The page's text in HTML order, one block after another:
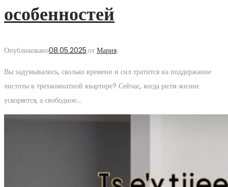
особенностей
Опубликовано08.05.2025.от Мария.
Вы задумывались, сколько времени и сил тратится на поддержание
чистоты в трехкомнатной квартире? Сейчас, когда ритм жизни
ускоряется, а свободное…